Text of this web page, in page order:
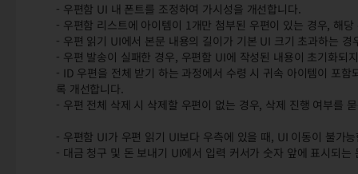
- 우편함 UI 내 폰트를 조정하여 가시성을 개선합니다.
- 우편함 리스트에 아이템이 1개만 첨부된 우편이 있는 경우, 해
- 우편 읽기 UI에서 본문 내용의 길이가 기본 UI 크기 초과하는
- 우편 발송이 실패한 경우, 우편함 UI에 작성된 내용이 초기화되
- ID 우편을 전체 받기 하는 과정에서 수령 시 귀속 아이템이 포
록 개선합니다.
- 우편 전체 삭제 시 삭제할 우편이 없는 경우, 삭제 진행 여부를
- 우편함 UI가 우편 읽기 UI보다 우측에 있을 때, UI 이동이 불가
- 대금 청구 및 돈 보내기 UI에서 입력 커서가 숫자 앞에 표시되는